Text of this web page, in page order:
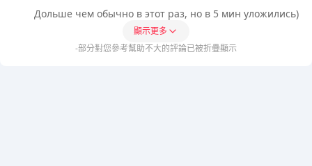
Дольше чем обычно в этот раз, но в 5 мин уложились)
顯示更多
-部分對您參考幫助不大的評論已被折疊顯示